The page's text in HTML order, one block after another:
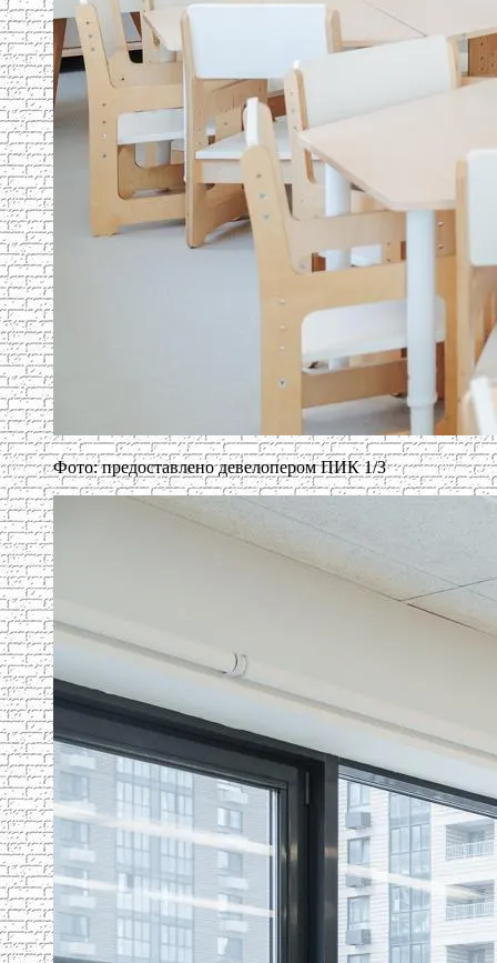
Фото: предоставлено девелопером ПИК 1/3